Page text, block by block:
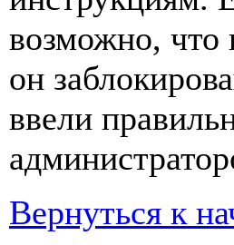
возможно, что
он
ввели
Вернуться к